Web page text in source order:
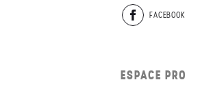
FACEBOOK
ESPACE PRO